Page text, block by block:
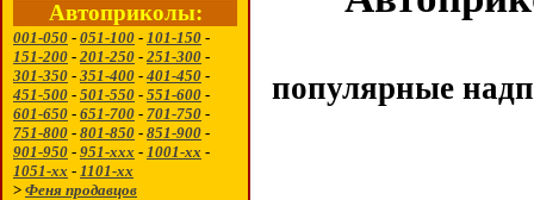
Автоприколы:
001-050 - 051-100 - 101-150 -
151-200 - 201-250 - 251-300 -
301-350 - 351-400 - 401-450 -
451-500 - 501-550 - 551-600 -
601-650 - 651-700 - 701-750 -
751-800 - 801-850 - 851-900 -
901-950 - 951-ххх - 1001-хх -
1051-хх - 1101-хх
> Феня продавцов
популярные